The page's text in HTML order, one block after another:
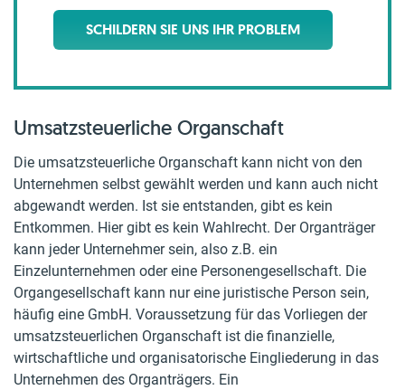
SCHILDERN SIE UNS IHR PROBLEM
Umsatzsteuerliche Organschaft
Die umsatzsteuerliche Organschaft kann nicht von den
Unternehmen selbst gewählt werden und kann auch nicht
abgewandt werden. Ist sie entstanden, gibt es kein
Entkommen. Hier gibt es kein Wahlrecht. Der Organträger
kann jeder Unternehmer sein, also z.B. ein
Einzelunternehmen oder eine Personengesellschaft. Die
Organgesellschaft kann nur eine juristische Person sein,
häufig eine GmbH. Voraussetzung für das Vorliegen der
umsatzsteuerlichen Organschaft ist die finanzielle,
wirtschaftliche und organisatorische Eingliederung in das
Unternehmen des Organträgers. Ein